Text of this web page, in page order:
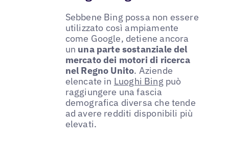
Sebbene Bing possa non essere
utilizzato così ampiamente
come Google, detiene ancora
un una parte sostanziale del
mercato dei motori di ricerca
nel Regno Unito. Aziende
elencate in Luoghi Bing può
raggiungere una fascia
demografica diversa che tende
ad avere redditi disponibili più
elevati.